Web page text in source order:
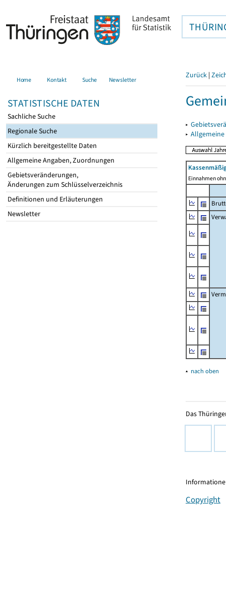
Home Kontakt Suche Newsletter
STATISTISCHE DATEN
Sachliche Suche
Regionale Suche
Kürzlich bereitgestellte Daten
Allgemeine Angaben, Zuordnungen
Gebietsveränderungen,
Änderungen zum Schlüsselverzeichnis
Definitionen und Erläuterungen
Newsletter
Zurück |
▸
▸
Einnahmen
▴ nach oben
Das
Copyright